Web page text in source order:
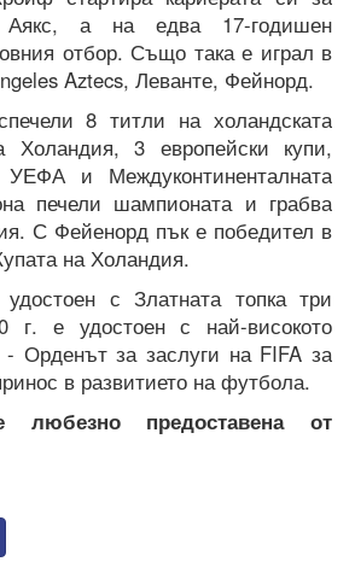
а на едва 17-годишен
отбор. Също така е играл в
Aztecs, Леванте, Фейнорд.
8 титли на холандската
3 европейски купи,
УЕФА и Междуконтиненталната
печели шампионата и грабва
С Фейенорд пък е победител в
на Холандия.
с Златната топка три
г. е удостоен с най-високото
Орденът за заслуги на FIFA за
в развитието на футбола.
любезно предоставена от